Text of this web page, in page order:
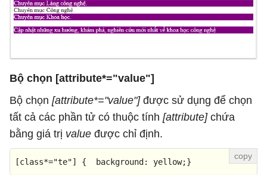
Bộ chọn [attribute*="value"]
Bộ chọn [attribute*="value"]được sử dụng để chọn
tất cả các phần tử có thuộc tính [attribute]chứa
bằng giá trị value được chỉ định.
[class*="te"] { background : yellow;}